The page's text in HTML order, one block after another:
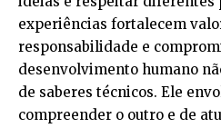
experiências fortalecem
responsabilidade e
desenvolvimento humano
de saberes técnicos. Ele
compreender o outro e de